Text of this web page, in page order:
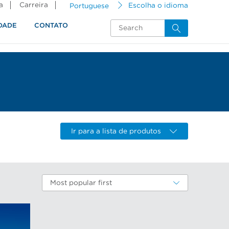
Portuguese Escolha o idioma
Carreira
CONTATO
Ir para a lista de produtos
Most popular first